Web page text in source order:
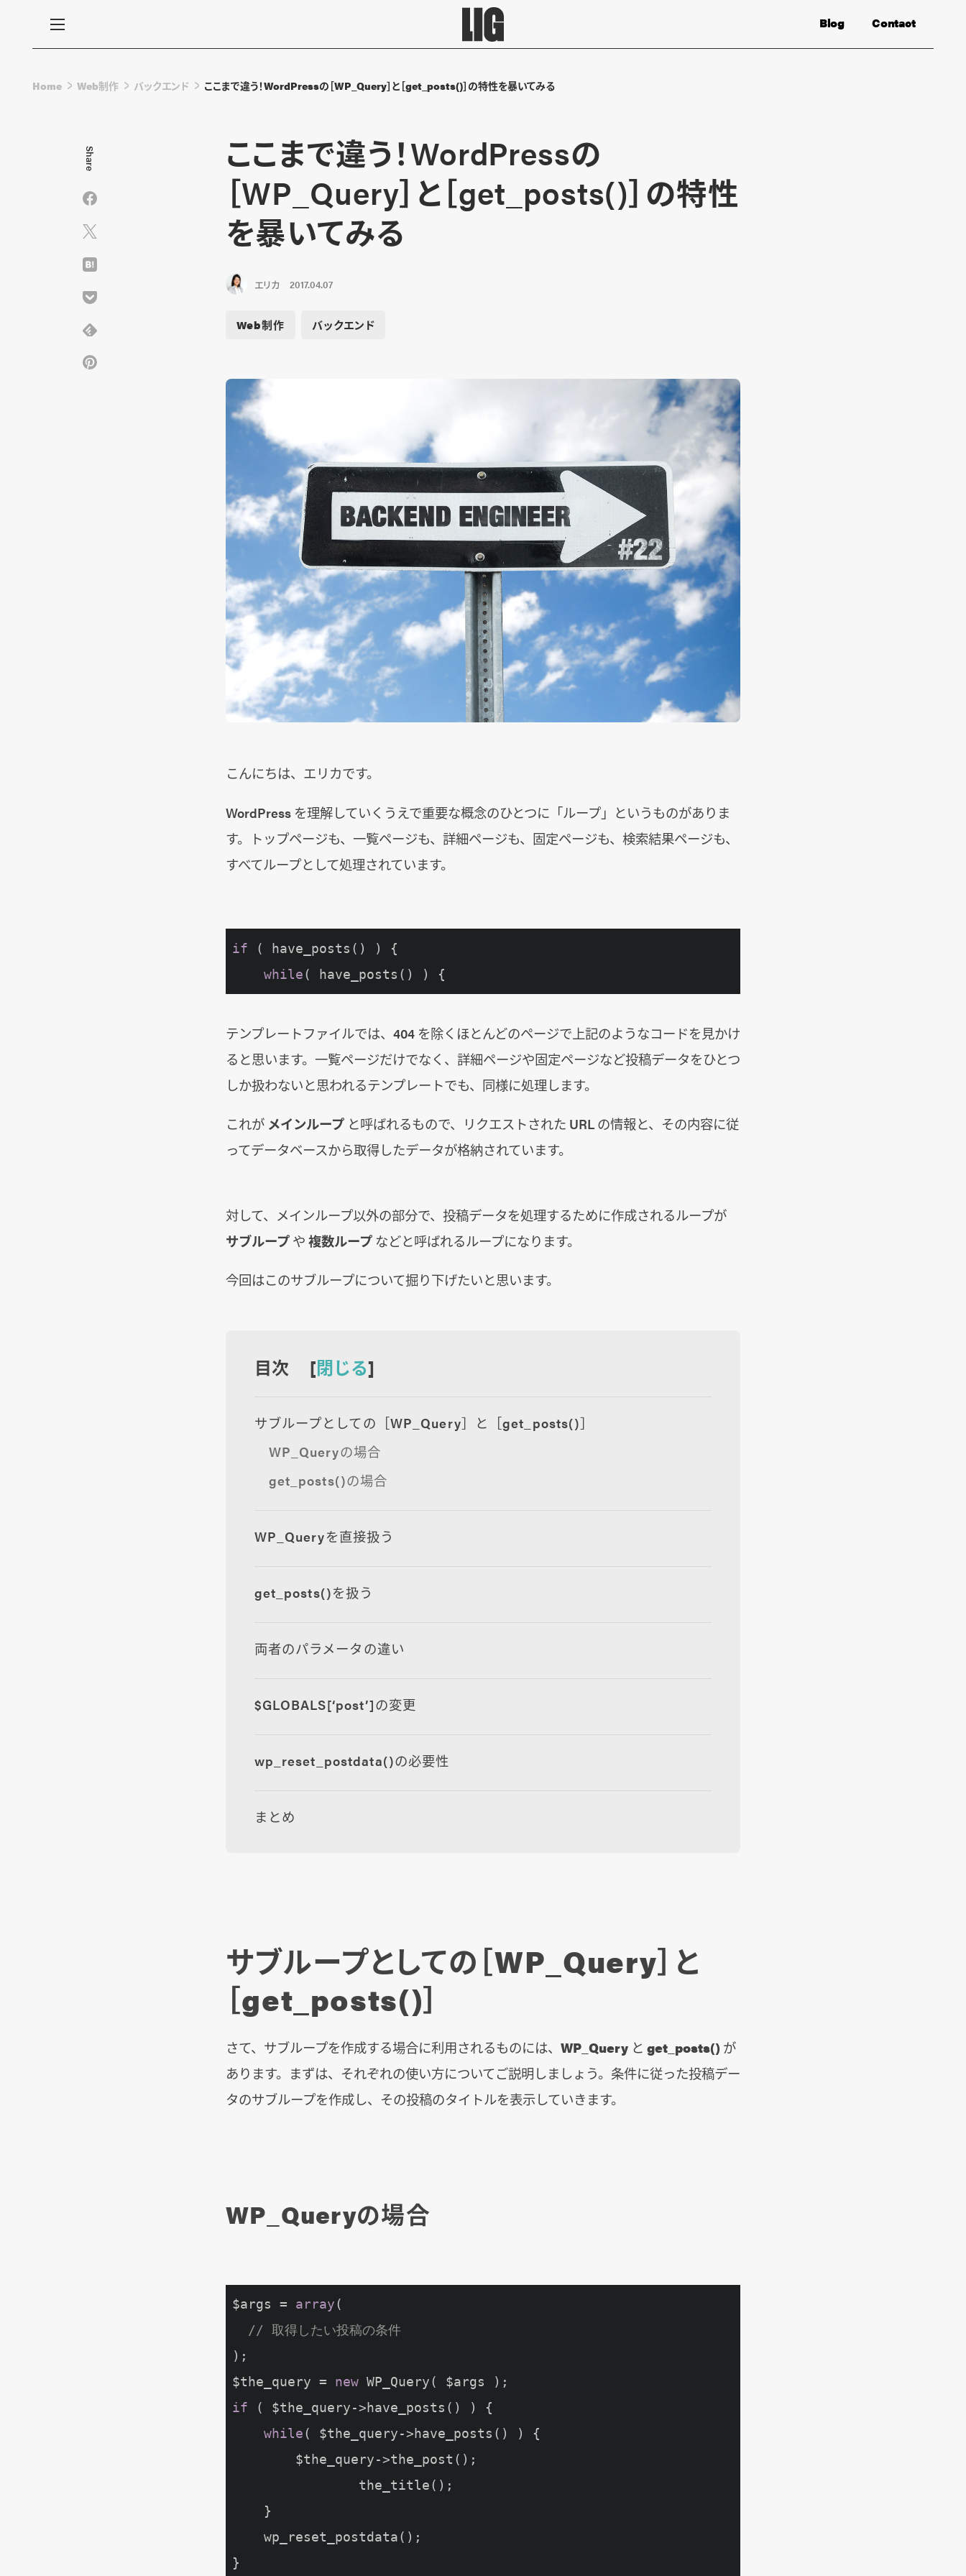
Contact
Blog
Home Web制作 バックエンド ここまで違う！WordPressの［WP_Query］と［get_posts()］の特性を暴いてみる
ここまで違う！WordPressの
［WP_Query］と［get_posts()］の特性
を暴いてみる
エリカ 2017.04.07
Web制作 バックエンド
こんにちは、エリカです。
WordPress を理解していくうえで重要な概念のひとつに「ループ」というものがありま
す。トップページも、一覧ページも、詳細ページも、固定ページも、検索結果ページも、
すべてループとして処理されています。
if ( have_posts() ) {
while( have_posts() ) {
テンプレートファイルでは、404 を除くほとんどのページで上記のようなコードを見かけ
ると思います。一覧ページだけでなく、詳細ページや固定ページなど投稿データをひとつ
しか扱わないと思われるテンプレートでも、同様に処理します。
これが メインループと呼ばれるもので、リクエストされた URL の情報と、その内容に従
ってデータベースから取得したデータが格納されています。
対して、メインループ以外の部分で、投稿データを処理するために作成されるループが
サブループや複数ループなどと呼ばれるループになります。
今回はこのサブループについて掘り下げたいと思います。
目次 [閉じる]
サブループとしての［WP_Query］と［get_posts()］
WP_Queryの場合
get_posts()の場合
WP_Queryを直接扱う
get_posts()を扱う
両者のパラメータの違い
$GLOBALS[‘post’]の変更
wp_reset_postdata()の必要性
まとめ
サブループとしての［WP_Query］と
［get_posts()］
さて、サブループを作成する場合に利用されるものには、 WP_Queryと get_posts() が
あります。まずは、それぞれの使い方についてご説明しましょう。条件に従った投稿デー
タのサブループを作成し、その投稿のタイトルを表示していきます。
WP_Queryの場合
$args = array(
// 取得したい投稿の条件
);
$the_query = new
if ( $the_query->have_posts() ) {
while( $the_query->have_posts() ) {
}
Share